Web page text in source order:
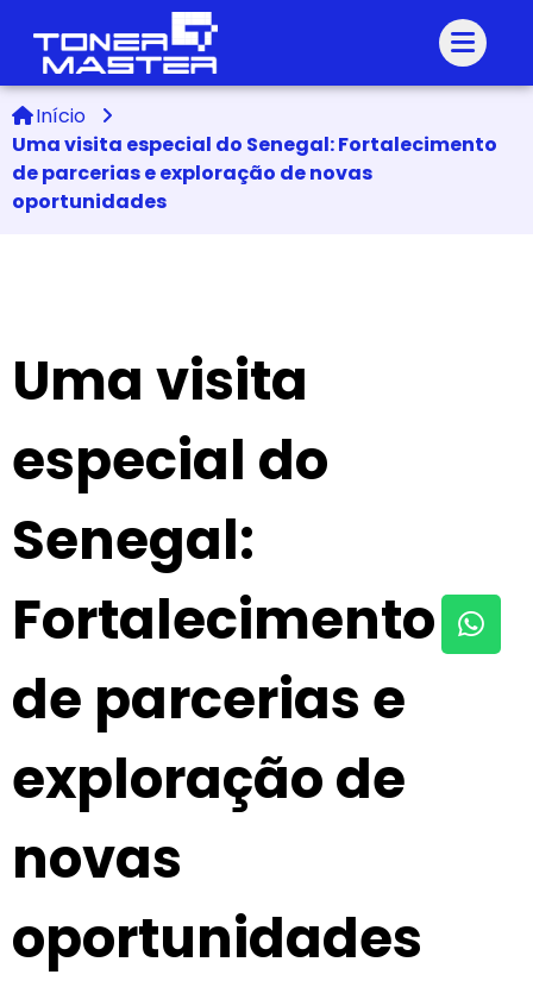
Início
Uma visita especial do Senegal: Fortalecimento
de parcerias e exploração de novas
oportunidades
Uma visita
especial do
Senegal:
Fortalecimento
de parcerias e
exploração de
novas
oportunidades